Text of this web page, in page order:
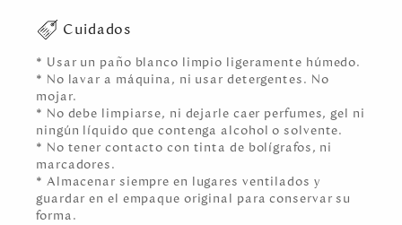
Cuidados
* Usar un paño blanco limpio ligeramente húmedo.
* No lavar a máquina, ni usar detergentes. No
mojar.
* No debe limpiarse, ni dejarle caer perfumes, gel ni
ningún líquido que contenga alcohol o solvente.
* No tener contacto con tinta de bolígrafos, ni
marcadores.
* Almacenar siempre en lugares ventilados y
guardar en el empaque original para conservar su
forma.